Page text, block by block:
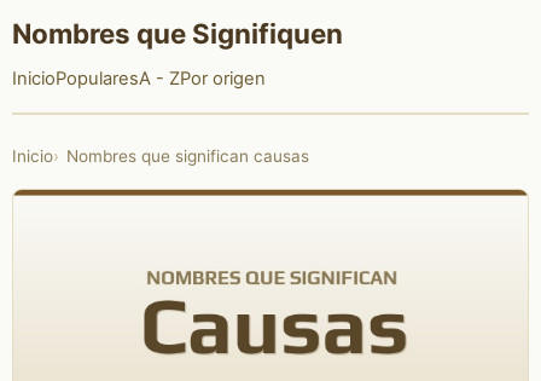
Nombres que Signifiquen
InicioPopularesA - ZPor origen
Inicio Nombres que significan causas